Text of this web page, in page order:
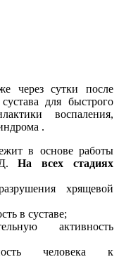
через сутки после
для быстрого
воспаления,
.
в основе работы
На всех стадиях
хрящевой
в суставе;
активность
человека к